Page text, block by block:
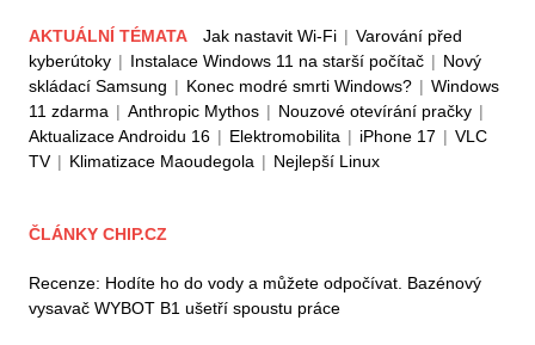
AKTUÁLNÍ TÉMATA Jak nastavit Wi-Fi | Varování před
kyberútoky | Instalace Windows 11 na starší počítač | Nový
skládací Samsung | Konec modré smrti Windows? | Windows
11 zdarma | Anthropic Mythos | Nouzové otevírání pračky |
Aktualizace Androidu 16 | Elektromobilita | iPhone 17 | VLC
TV | Klimatizace Maoudegola | Nejlepší Linux
ČLÁNKY CHIP.CZ
Recenze: Hodíte ho do vody a můžete odpočívat. Bazénový
vysavač WYBOT B1 ušetří spoustu práce